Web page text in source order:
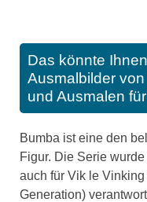
Das könnte
Ausmalbilder
und Ausmalen
Bumba ist eine den
Figur. Die Serie
auch für Vik le
Generation)